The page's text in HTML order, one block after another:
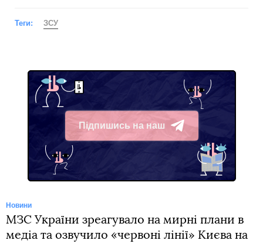
Теги: ЗСУ
Підпишись на наш
Telegram
Новини
МЗС України зреагувало на мирні плани в
медіа та озвучило «червоні лінії» Києва на